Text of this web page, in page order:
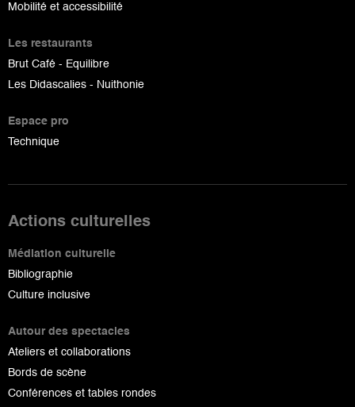
Mobilité et accessibilité
Les restaurants
Brut Café - Equilibre
Les Didascalies - Nuithonie
Espace pro
Technique
Actions culturelles
Médiation culturelle
Bibliographie
Culture inclusive
Autour des spectacles
Ateliers et collaborations
Bords de scène
Conférences et tables rondes